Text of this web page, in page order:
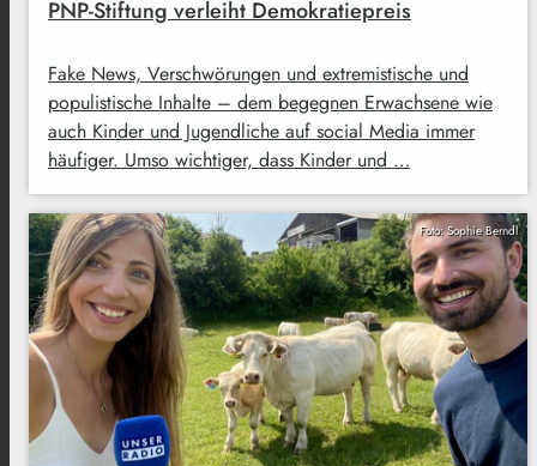
PNP-Stiftung verleiht Demokratiepreis
Fake News, Verschwörungen und extremistische und
populistische Inhalte – dem begegnen Erwachsene wie
auch Kinder und Jugendliche auf social Media immer
häufiger. Umso wichtiger, dass Kinder und …
Foto: Sophie Berndl